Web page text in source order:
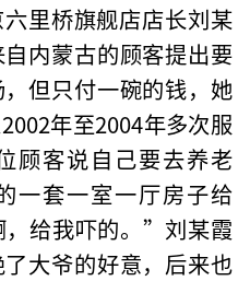
里桥旗舰店店长刘某
内蒙古的顾客提出要
但只付一碗的钱，她
年至2004年多次服
顾客说自己要去养老
一套一室一厅房子给
给我吓的。”刘某霞
大爷的好意，后来也